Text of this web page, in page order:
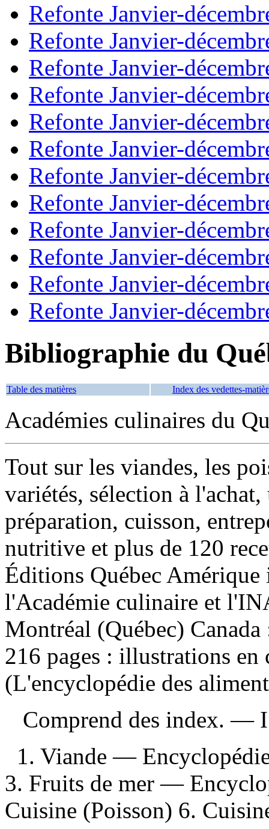
Refonte Janvier-
Refonte Janvier-
Refonte Janvier-
Refonte Janvier-
Refonte Janvier-
Refonte Janvier-
Refonte Janvier-
Refonte Janvier-
Refonte Janvier-
Refonte Janvier-
Refonte Janvier-
Refonte Janvier-
Bibliographie du
Table des matières Index des vedettes-
Académies culinaires du
Tout sur les viandes, les
variétés, sélection à
préparation, cuisson,
nutritive et plus de 120
Éditions Québec Amérique
l'Académie culinaire et
Montréal (Québec)
216 pages : illustrations
(L'encyclopédie des
Comprend des index. —
1. Viande —
3. Fruits de mer —
Cuisine (Poisson) 6.